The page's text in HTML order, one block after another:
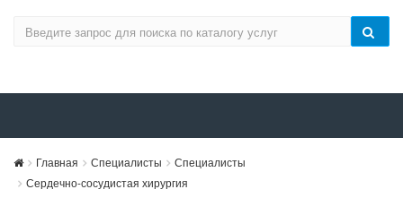
Главная Специалисты
Специалисты
Сердечно-сосудистая хирургия